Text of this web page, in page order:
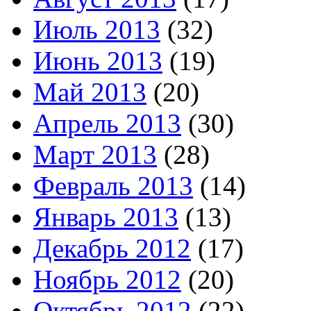
Июль 2013 (32)
Июнь 2013 (19)
Май 2013 (20)
Апрель 2013 (30)
Март 2013 (28)
Февраль 2013 (14)
Январь 2013 (13)
Декабрь 2012 (17)
Ноябрь 2012 (20)